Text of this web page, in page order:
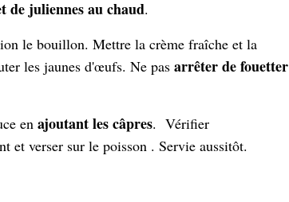
de juliennes au chaud.
le bouillon. Mettre la crème fraîche et la
les jaunes d'œufs. Ne pas arrêter de fouetter
en ajoutant les câpres. Vérifier
et verser sur le poisson . Servie aussitôt.